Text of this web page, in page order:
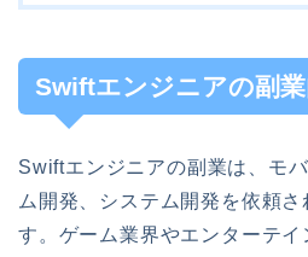
Swiftエンジニアの副
Swiftエンジニアの副業は、モ
ム開発、システム開発を依頼
す。ゲーム業界やエンターテ